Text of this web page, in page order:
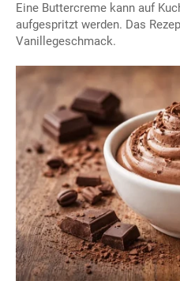
Eine Buttercreme kann auf
aufgespritzt werden. Das
Vanillegeschmack.